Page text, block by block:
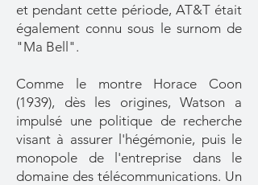
et pendant cette période, AT&T était
également connu sous le surnom de
"Ma Bell".
Comme le montre Horace Coon
(1939), dès les origines, Watson a
impulsé une politique de recherche
visant à assurer l'hégémonie, puis le
monopole de l'entreprise dans le
domaine des télécommunications. Un